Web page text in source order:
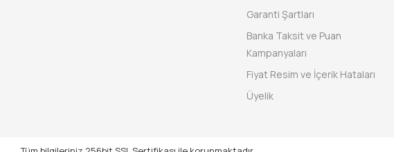
Garanti Şartları
Banka Taksit ve Puan
Kampanyaları
Fiyat Resim ve İçerik Hataları
Üyelik